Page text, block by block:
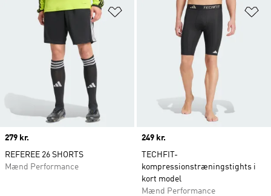
Føj til ønskeliste
Price
279 kr.
REFEREE 26 SHORTS
Mænd Performance
Price
249 kr.
TECHFIT-
kompressionstræningstights i
kort model
Mænd Performance